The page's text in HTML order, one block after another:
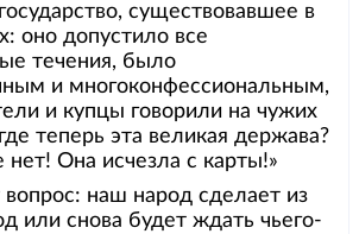
существовавшее в
оно допустило все
течения, было
и многоконфессиональным,
и купцы говорили на чужих
теперь эта великая держава?
нет! Она исчезла с карты!»
вопрос: наш народ сделает из
или снова будет ждать чьего-